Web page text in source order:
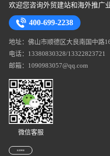
欢迎您咨询外贸建站和海外推广
400-699-2238
地址：佛山市顺德区大良南国中路
电话：13380830328/13322823721
邮箱：1090983057@qq.com
微信客服
友情链接